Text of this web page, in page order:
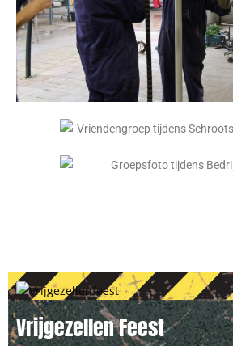
Vrijgezellen Feest